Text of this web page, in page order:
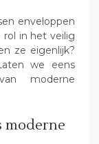
enveloppen
rol in het veilig
ze eigenlijk?
we eens
moderne
moderne